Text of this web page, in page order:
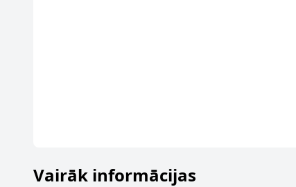
Vairāk informācijas